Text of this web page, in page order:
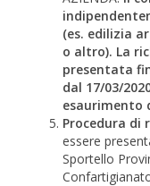
(es. edilizia
o altro). La
presentata
dal 17/03/
esaurimento
Procedura di
essere
Sportello